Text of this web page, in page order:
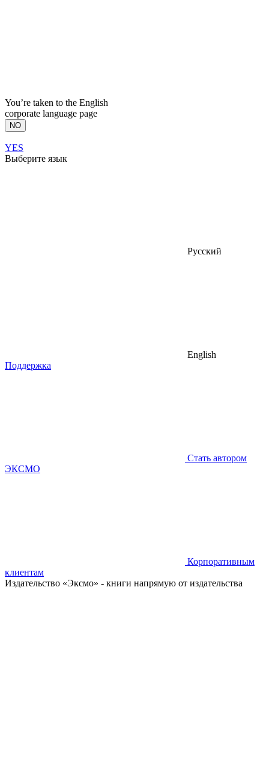
You’re taken to the English
corporate language page
NO
YES
Выберите язык
Русский
English
Поддержка
Стать автором
ЭКСМО
Корпоративным
клиентам
Издательство «Эксмо» - книги напрямую от издательства